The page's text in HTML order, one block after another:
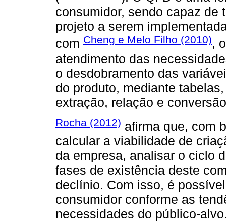
consumidor, sendo capaz de
projeto a serem
com Cheng e Melo Filho (2010),
atendimento das
o desdobramento das
do produto, mediante
extração, relação e
Rocha (2012) afirma que, com
calcular a viabilidade de
da empresa, analisar o ciclo
fases de existência deste
declínio. Com isso, é
consumidor conforme as
necessidades do público-